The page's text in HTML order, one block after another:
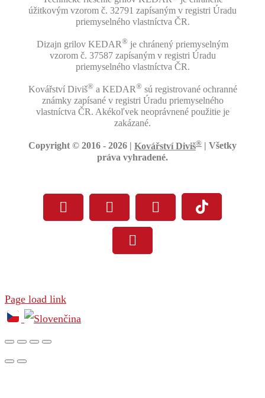
úžitkovým vzorom č. 32791 zapísaným v registri Úradu
priemyselného vlastníctva ČR.
Dizajn grilov KEDAR® je chránený priemyselným
vzorom č. 37587 zapísaným v registri Úradu
priemyselného vlastníctva ČR.
Kovářství Diviš®a KEDAR®sú registrované ochranné
známky zapísané v registri Úradu priemyselného
vlastníctva ČR. Akékoľvek neoprávnené použitie je
zakázané.
Copyright © 2016 - 2026 | Kovářství Diviš® | Všetky
práva vyhradené.
FacebookInstagramYouTubeTiktok
Pinterest
Page load link